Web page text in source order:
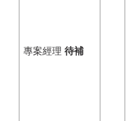
專案經理 待補